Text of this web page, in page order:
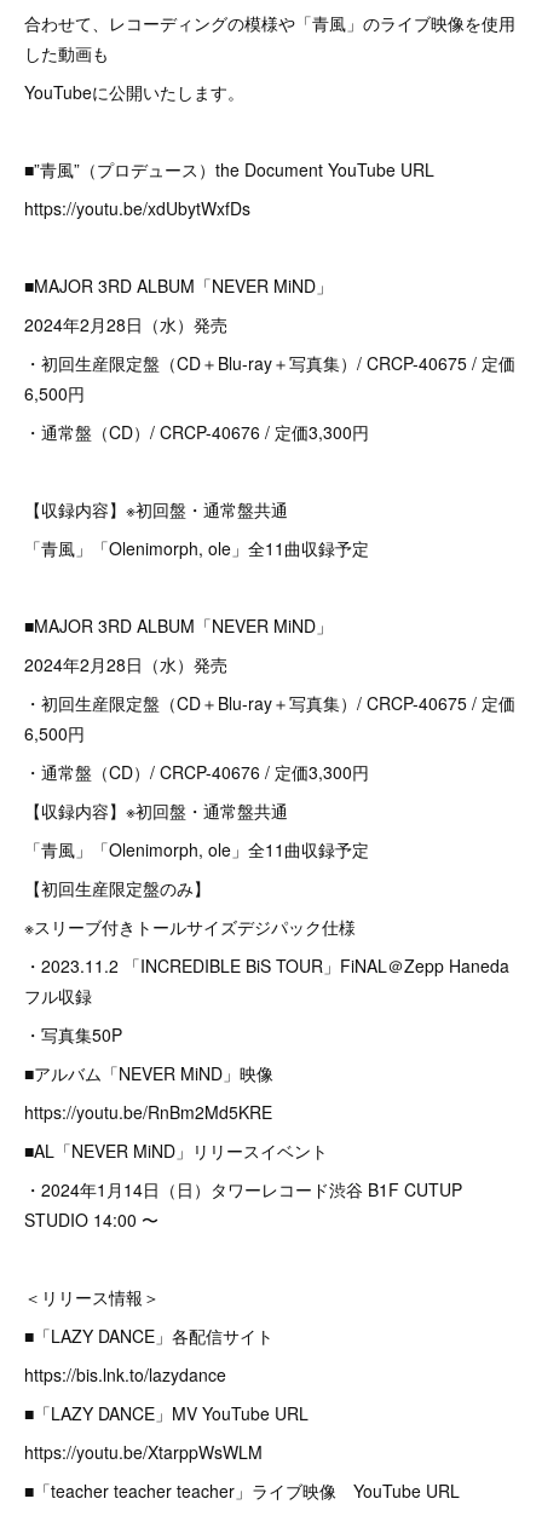
合わせて、レコーディングの模様や「青風」のライブ映像を使用
した動画も
YouTubeに公開いたします。
■”青風”（プロデュース）the Document YouTube URL
https://youtu.be/xdUbytWxfDs
■MAJOR 3RD ALBUM「NEVER MiND」
2024年2月28日（水）発売
・初回生産限定盤（CD＋Blu-ray＋写真集）/ CRCP-40675 / 定価
6,500円
・通常盤（CD）/ CRCP-40676 / 定価3,300円
【収録内容】※初回盤・通常盤共通
「青風」「Olenimorph, ole」全11曲収録予定
■MAJOR 3RD ALBUM「NEVER MiND」
2024年2月28日（水）発売
・初回生産限定盤（CD＋Blu-ray＋写真集）/ CRCP-40675 / 定価
6,500円
・通常盤（CD）/ CRCP-40676 / 定価3,300円
【収録内容】※初回盤・通常盤共通
「青風」「Olenimorph, ole」全11曲収録予定
【初回生産限定盤のみ】
※スリーブ付きトールサイズデジパック仕様
・2023.11.2 「INCREDIBLE BiS TOUR」FiNAL＠Zepp Haneda
フル収録
・写真集50P
■アルバム「NEVER MiND」映像
https://youtu.be/RnBm2Md5KRE
■AL「NEVER MiND」リリースイベント
・2024年1月14日（日）タワーレコード渋谷 B1F CUTUP
STUDIO 14:00 〜
＜リリース情報＞
■「LAZY DANCE」各配信サイト
https://bis.lnk.to/lazydance
■「LAZY DANCE」MV YouTube URL
https://youtu.be/XtarppWsWLM
■「teacher teacher teacher」ライブ映像 YouTube URL